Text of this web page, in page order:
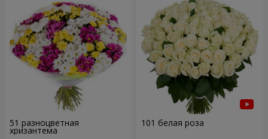
51 разноцветная
хризантема
101 белая роза